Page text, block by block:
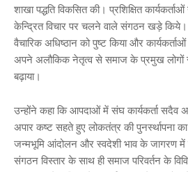
शाखा पद्धति विकसित की। प्रशिक्षित
केन्द्रित विचार पर चलने वाले संगठन खड़े
वैचारिक अधिष्ठान को पुष्ट किया और
अपने अलौकिक नेतृत्व से समाज के प्रमुख लोगों
बढ़ाया।
उन्होंने कहा कि आपदाओं में संघ कार्यकर्ता सदैव
अपार कष्ट सहते हुए लोकतंत्र की पुनर्स्थापना
जन्मभूमि आंदोलन और स्वदेशी भाव के जागरण में
संगठन विस्तार के साथ ही समाज परिवर्तन के